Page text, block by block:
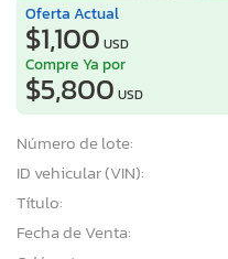
Oferta Actual
$1,100 USD
Compre Ya por
$5,800 USD
Número de lote:
ID vehicular (VIN):
Título:
Fecha de Venta: